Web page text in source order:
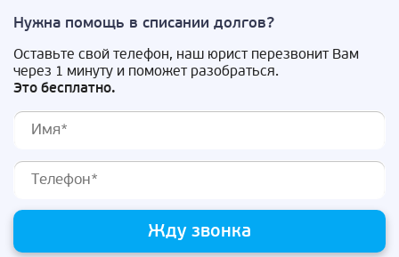
Нужна помощь в списании долгов?
Оставьте свой телефон, наш юрист перезвонит Вам
через 1 минуту и поможет разобраться.
Это бесплатно.
Жду звонка